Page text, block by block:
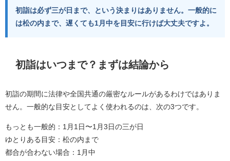
初詣は必ず三が日まで、という決まりはありません。一般的に
は松の内まで、遅くても1月中を目安に行けば大丈夫ですよ。
初詣はいつまで？まずは結論から
初詣の期間に法律や全国共通の厳密なルールがあるわけではありま
せん。一般的な目安としてよく使われるのは、次の3つです。
もっとも一般的：1月1日〜1月3日の三が日
ゆとりある目安：松の内まで
都合が合わない場合：1月中